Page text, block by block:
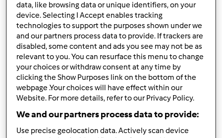
Obserwuj Block
awo75
data, like browsing data or unique identifiers, on your
device. Selecting I Accept enables tracking
technologies to support the purposes shown under we
and our partners process data to provide. If trackers are
disabled, some content and ads you see may not be as
relevant to you. You can resurface this menu to change
your choices or withdraw consent at any time by
clicking the Show Purposes link on the bottom of the
webpage .Your choices will have effect within our
Website. For more details, refer to our Privacy Policy.
We and our partners process data to provide:
Use precise geolocation data. Actively scan device